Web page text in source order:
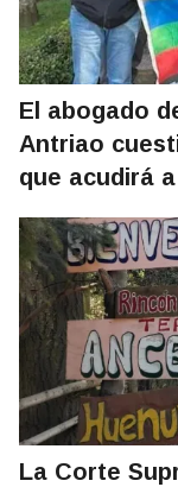
El abogado
Antriao
que acudirá
La Corte